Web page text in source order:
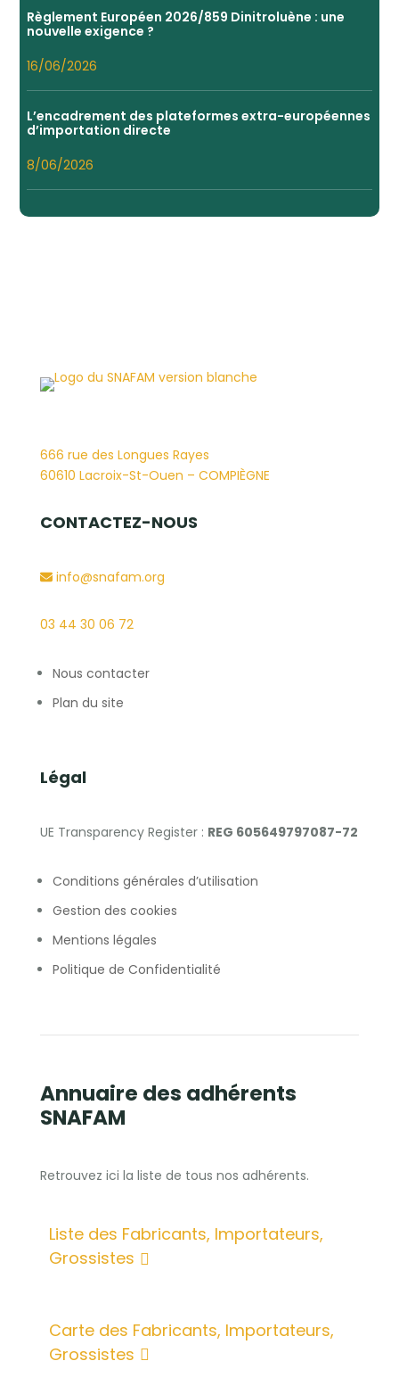
Règlement Européen 2026/859 Dinitroluène : une
nouvelle exigence ?
16/06/2026
L’encadrement des plateformes extra-européennes
d’importation directe
8/06/2026
666 rue des Longues Rayes
60610 Lacroix-St-Ouen – COMPIÈGNE
CONTACTEZ-NOUS
info@snafam.org
03 44 30 06 72
Nous contacter
Plan du site
Légal
UE Transparency Register : REG 605649797087-72
Conditions générales d’utilisation
Gestion des cookies
Mentions légales
Politique de Confidentialité
Annuaire des adhérents
SNAFAM
Retrouvez ici la liste de tous nos adhérents.
Liste des Fabricants, Importateurs,
Grossistes
Carte des Fabricants, Importateurs,
Grossistes